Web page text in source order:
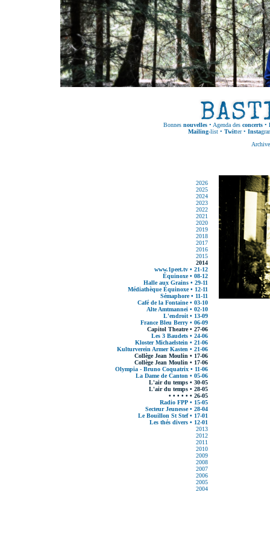
Bonnes nouvelles • Agenda des concerts •
Mailing-list• Twitter• Insta
2026
2025
2024
2023
2022
2021
2020
2019
2018
2017
2016
2015
2014
www.1peet.tv • 21-12
Équinoxe • 08-12
Halle aux Grains • 29-11
Médiathèque Équinoxe • 12-11
Sémaphore • 11-11
Café de la Fontaine • 03-10
Alte Amtmannei • 02-10
L'endroit • 13-09
France Bleu Berry • 06-09
Capitol Theatre • 27-06
Les 3 Baudets • 24-06
Kloster Michaelstein • 21-06
Kulturverein Armer Kasten • 21-06
Collège Jean Moulin • 17-06
Collège Jean Moulin • 17-06
Olympia - Bruno Coquatrix • 11-06
La Dame de Canton • 05-06
L'air du temps • 30-05
L'air du temps • 28-05
• • • • • • 26-05
Radio FPP • 15-05
Secteur Jeunesse • 28-04
Le Bouillon St Stef • 17-01
Les thés divers • 12-01
2013
2012
2011
2010
2009
2008
2007
2006
2005
2004